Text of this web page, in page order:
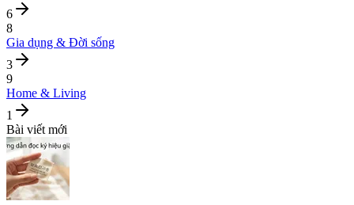
6
8
Gia dụng & Đời sống
3
9
Home & Living
1
Bài viết mới